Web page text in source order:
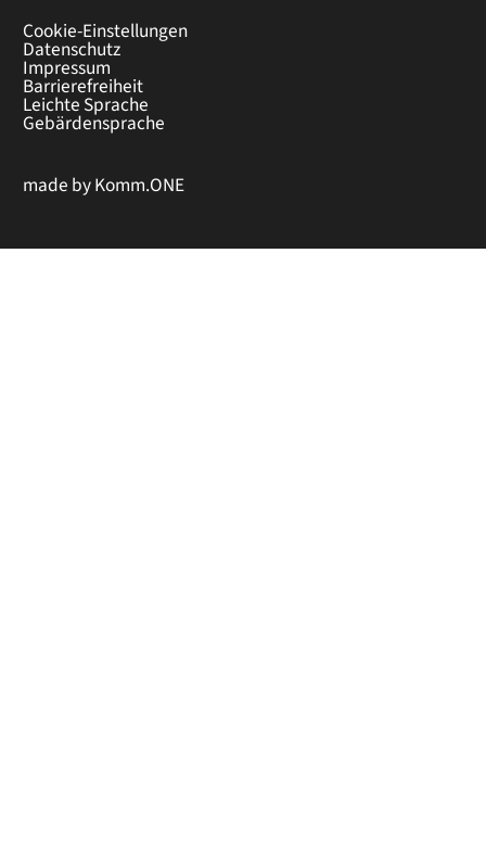
Cookie-Einstellungen
Datenschutz
Impressum
Barrierefreiheit
Leichte Sprache
Gebärdensprache
made byKomm.ONE